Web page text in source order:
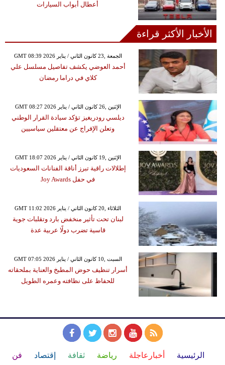
أعطال أبواب السيارات
الأخبار الأكثر قراءة
GMT 08:39 2026 الجمعة ,23 كانون الثاني / يناير
أحمد العوضي يكشف تفاصيل مسلسل علي
كلاي في دراما رمضان
GMT 08:27 2026 الإثنين ,26 كانون الثاني / يناير
ديلسي رودريغيز تؤكد سيادة القرار الوطني
وتعلن الإفراج عن معتقلين سياسيين
GMT 18:07 2026 الإثنين ,19 كانون الثاني / يناير
إطلالات راقية تبرز أناقة الفنانات السعوديات
في حفل Joy Awards
GMT 11:02 2026 الثلاثاء ,20 كانون الثاني / يناير
لبنان تحت تأثير منخفض بارد وتقلبات جوية
قاسية تضرب دولًا عربية عدة
GMT 07:05 2026 السبت ,10 كانون الثاني / يناير
أسرار تنظيف حوض المطبخ والعناية بملحقاته
للحفاظ على نظافته وعمره الطويل
الرئيسية أخبارعاجلة رياضة ثقافة إقتصاد فن